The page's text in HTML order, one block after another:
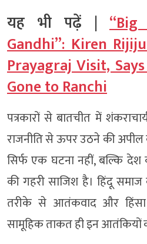
यह भी पढ़ें |
Gandhi”: Kiren
Prayagraj Visit,
Gone to Ranchi
पत्रकारों से बातचीत में
राजनीति से ऊपर उठने की अपील
सिर्फ एक घटना नहीं, बल्कि
की गहरी साजिश है। हिंदू
तरीके से आतंकवाद और हिंसा
सामूहिक ताकत ही इन आतंकियों